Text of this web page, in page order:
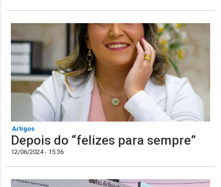
Artigos
Depois do “felizes para sempre”
12/06/2024 - 15:36